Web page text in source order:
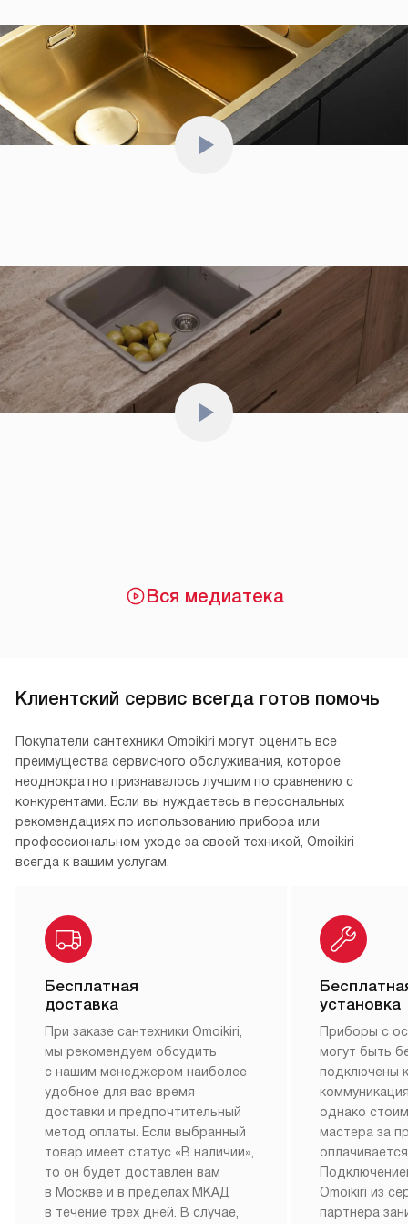
Вся медиатека
Клиентский сервис всегда готов помочь
Покупатели сантехники Omoikiri могут оценить все
преимущества сервисного обслуживания, которое
неоднократно признавалось лучшим по сравнению с
конкурентами. Если вы нуждаетесь в персональных
рекомендациях по использованию прибора или
профессиональном уходе за своей техникой, Omoikiri
всегда к вашим услугам.
Бесплатная
доставка
При заказе сантехники Omoikiri,
мы рекомендуем обсудить
с нашим менеджером наиболее
удобное для вас время
доставки и предпочтительный
метод оплаты. Если выбранный
товар имеет статус «В наличии»,
то он будет доставлен вам
в Москве и в пределах МКАД
в течение трех дней. В случае,
установка
Приборы с
могут быть
подключены
однако
мастера за
Omoikiri из
партнера